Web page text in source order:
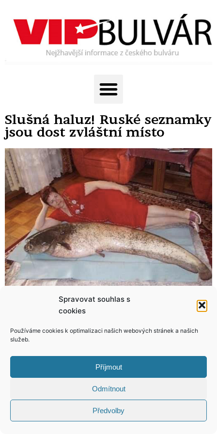
Spravovat souhlas s
cookies
Používáme cookies k optimalizaci našich webových stránek a našich
služeb.
Příjmout
Odmítnout
Předvolby
Slušná haluz! Ruské seznamky
jsou dost zvláštní místo
KONTAKT
Copyright © 2026 VIP Bulvár, All Rights
Reserved